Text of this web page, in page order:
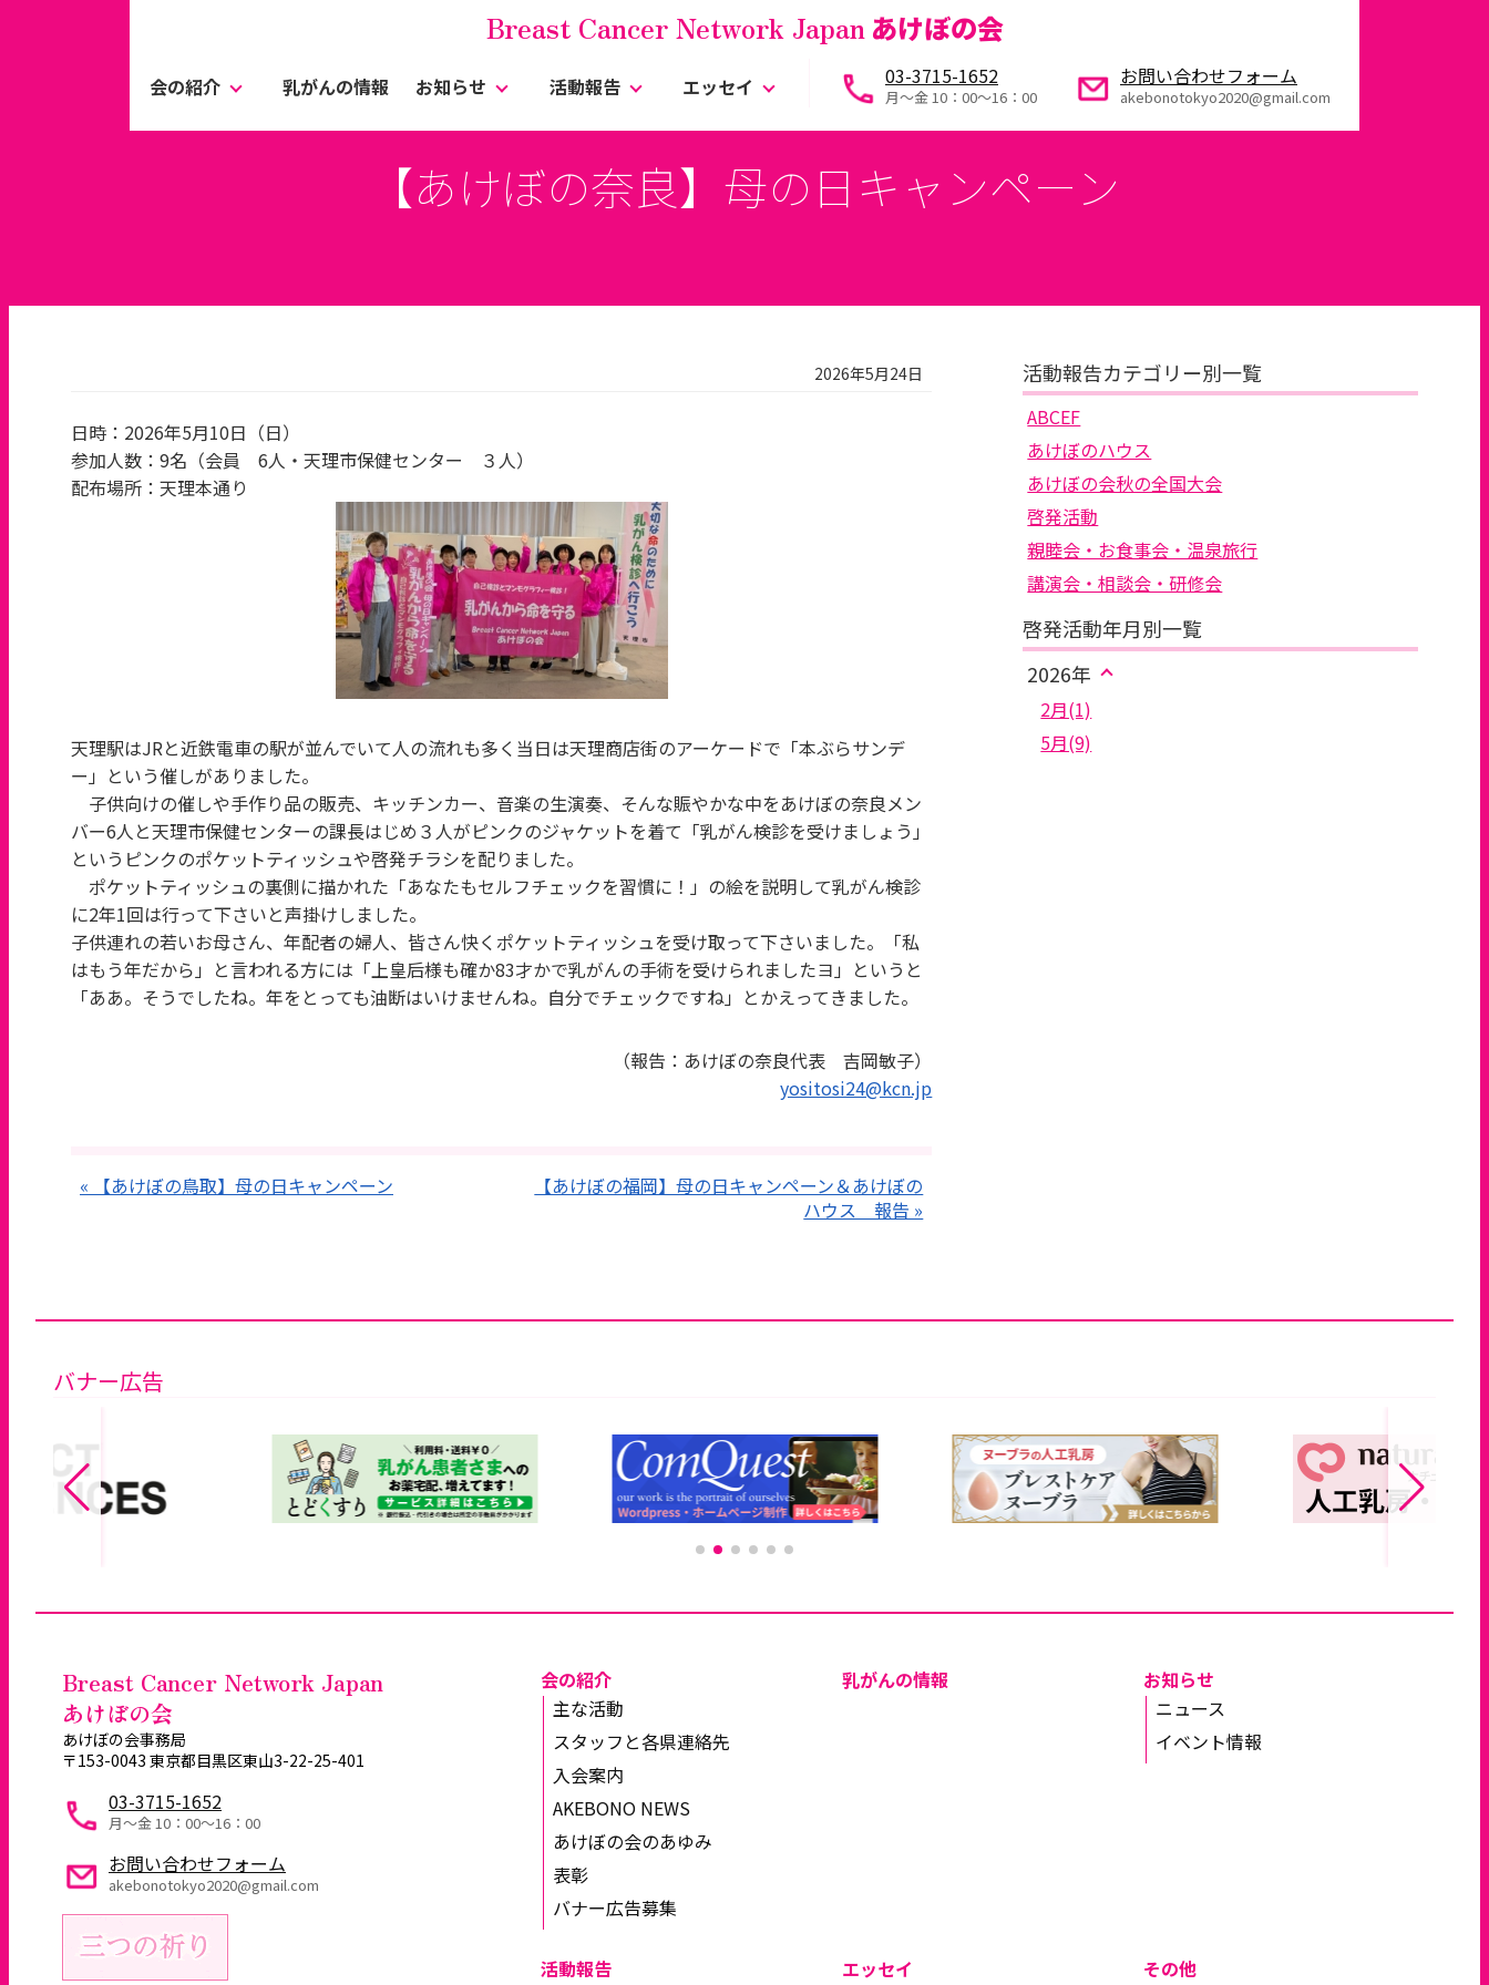
Breast Cancer Network Japan あけぼの会
会の紹介 乳がんの情報 お知らせ 活動報告 エッセイ 03-3715-1652
月～金 10：00〜16：00
お問い合わせフォーム
akebonotokyo2020@gmail.com
【あけぼの奈良】母の日キャンペーン
2026年5月24日
日時：2026年5月10日（日）
参加人数：9名（会員 6人・天理市保健センター ３人）
配布場所：天理本通り
天理駅はJRと近鉄電車の駅が並んでいて人の流れも多く当日は天理商店街のアーケードで「本ぶらサンデ
ー」という催しがありました。
子供向けの催しや手作り品の販売、キッチンカー、音楽の生演奏、そんな賑やかな中をあけぼの奈良メン
バー6人と天理市保健センターの課長はじめ３人がピンクのジャケットを着て「乳がん検診を受けましょう」
というピンクのポケットティッシュや啓発チラシを配りました。
ポケットティッシュの裏側に描かれた「あなたもセルフチェックを習慣に！」の絵を説明して乳がん検診
に2年1回は行って下さいと声掛けしました。
子供連れの若いお母さん、年配者の婦人、皆さん快くポケットティッシュを受け取って下さいました。「私
はもう年だから」と言われる方には「上皇后様も確か83才かで乳がんの手術を受けられましたヨ」というと
「ああ。そうでしたね。年をとっても油断はいけませんね。自分でチェックですね」とかえってきました。
（報告：あけぼの奈良代表 吉岡敏子）
yositosi24@kcn.jp
« 【あけぼの鳥取】母の日キャンペーン
【あけぼの福岡】母の日キャンペーン＆あけぼの
ハウス 報告 »
活動報告カテゴリー別一覧
ABCEF
あけぼのハウス
あけぼの会秋の全国大会
啓発活動
親睦会・お食事会・温泉旅行
講演会・相談会・研修会
啓発活動年月別一覧
2026年
2月(1)
5月(9)
バナー広告
Breast Cancer Network Japan
あけぼの会
あけぼの会事務局
〒153-0043 東京都目黒区東山3-22-25-401
03-3715-1652
月～金 10：00〜16：00
お問い合わせフォーム
akebonotokyo2020@gmail.com
会の紹介
主な活動
スタッフと各県連絡先
入会案内
AKEBONO NEWS
あけぼの会のあゆみ
表彰
バナー広告募集
乳がんの情報
お知らせ
ニュース
イベント情報
活動報告
エッセイ
その他